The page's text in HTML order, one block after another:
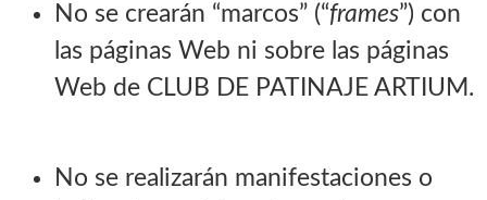
No se crearán “marcos” (“frames”) con
las páginas Web ni sobre las páginas
Web de CLUB DE PATINAJE ARTIUM.
No se realizarán manifestaciones o